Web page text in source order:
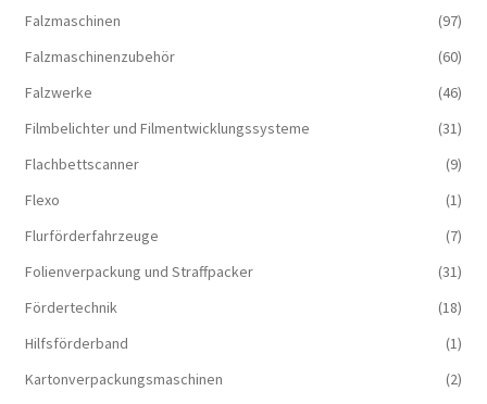
Falzmaschinen
(97)
Falzmaschinenzubehör
(60)
Falzwerke
(46)
Filmbelichter und Filmentwicklungssysteme
(31)
Flachbettscanner
(9)
Flexo
(1)
Flurförderfahrzeuge
(7)
Folienverpackung und Straffpacker
(31)
Fördertechnik
(18)
Hilfsförderband
(1)
Kartonverpackungsmaschinen
(2)